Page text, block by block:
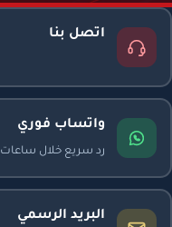
اتصل بنا
واتساب فوري
رد سريع خلال
البريد الرسمي